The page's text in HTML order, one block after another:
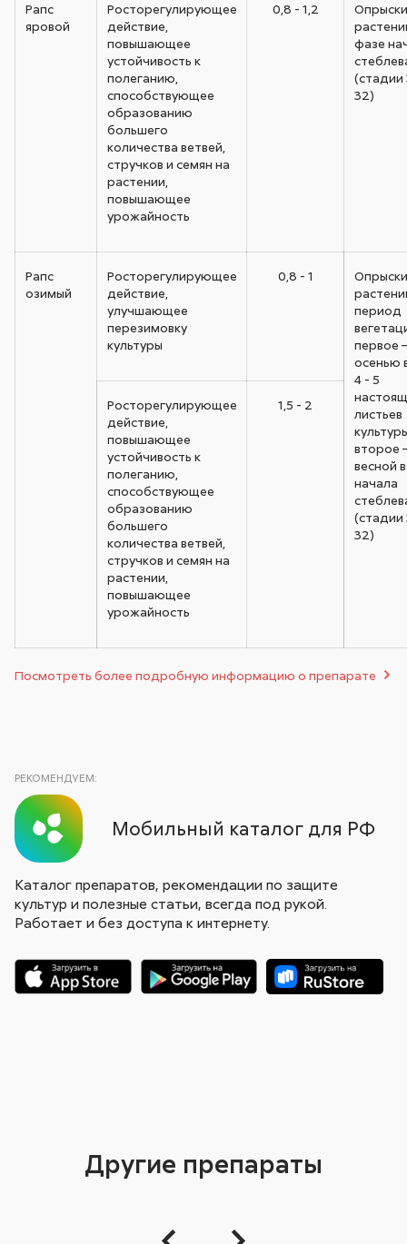
Рапс
яровой
Росторегулирующее
действие,
повышающее
устойчивость к
полеганию,
способствующее
образованию
большего
количества ветвей,
стручков и семян на
растении,
повышающее
урожайность
0,8 - 1,2
фазе
(стадии
32)
Рапс
озимый
Росторегулирующее
действие,
улучшающее
перезимовку
культуры
0,8 - 1
период
первое –
осенью
4 - 5
листьев
второе
весной
начала
(стадии
32)
Росторегулирующее
действие,
повышающее
устойчивость к
полеганию,
способствующее
образованию
большего
количества ветвей,
стручков и семян на
растении,
повышающее
урожайность
1,5 - 2
Посмотреть более подробную информацию о препарате
РЕКОМЕНДУЕМ:
Мобильный каталог для РФ
Каталог препаратов, рекомендации по защите
культур и полезные статьи, всегда под рукой.
Работает и без доступа к интернету.
Другие препараты